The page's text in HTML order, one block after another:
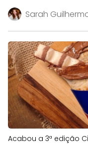
Sarah
Acabou a 3ª edição